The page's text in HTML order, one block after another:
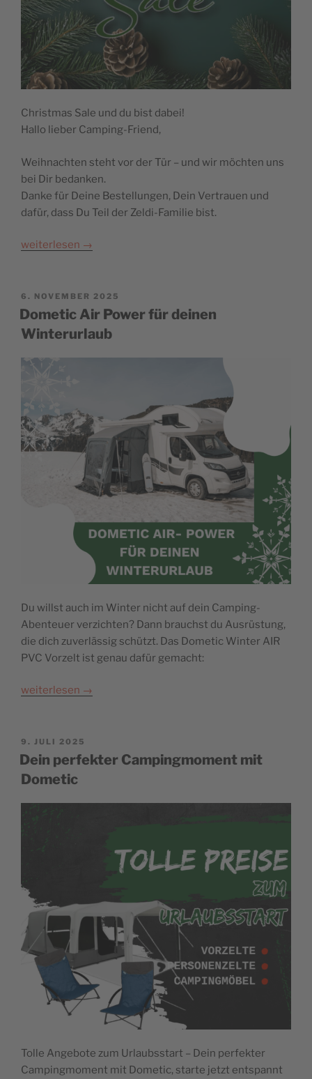
Christmas Sale und du bist dabei!
Hallo lieber Camping-Friend,
Weihnachten steht vor der Tür – und wir möchten uns
bei Dir bedanken.
Danke für Deine Bestellungen, Dein Vertrauen und
dafür, dass Du Teil der Zeldi-Familie bist.
weiterlesen →
POSTED
ON
6. NOVEMBER 2025
Dometic Air Power für deinen
Winterurlaub
Du willst auch im Winter nicht auf dein Camping-
Abenteuer verzichten? Dann brauchst du Ausrüstung,
die dich zuverlässig schützt. Das Dometic Winter AIR
PVC Vorzelt ist genau dafür gemacht:
weiterlesen →
POSTED
ON
9. JULI 2025
Dein perfekter Campingmoment mit
Dometic
Tolle Angebote zum Urlaubsstart – Dein perfekter
Campingmoment mit Dometic, starte jetzt entspannt